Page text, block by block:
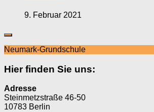
9. Februar 2021
Neumark-Grundschule
Hier finden Sie uns:
Adresse
Steinmetzstraße 46-50
10783 Berlin